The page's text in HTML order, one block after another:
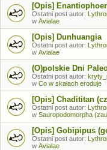
[Opis]
Ostatni post autor:
w Avialae
[Opis] Dunhuangia
Ostatni post autor:
w Avialae
(O)polskie Dni
Ostatni post autor:
w Co w skałach eroduje
[Opis] Chadititan
Ostatni post autor:
w Sauropodomorpha
[Opis] Gobipipus
Ostatni post autor:
w Avialae